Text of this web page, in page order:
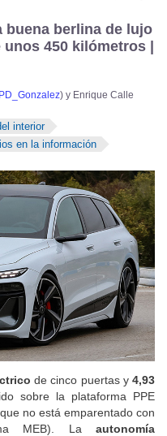
buena berlina de lujo
450 kilómetros |
) y Enrique Calle
interior
en la información
de cinco puertas y 4,93
sobre la plataforma PPE
no está emparentado con
MEB). La autonomía